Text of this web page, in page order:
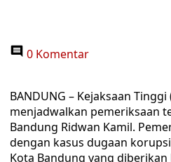
0 Komentar
BANDUNG – Kejaksaan
menjadwalkan pemeriksaan
Bandung Ridwan Kamil.
dengan kasus dugaan
Kota Bandung yang